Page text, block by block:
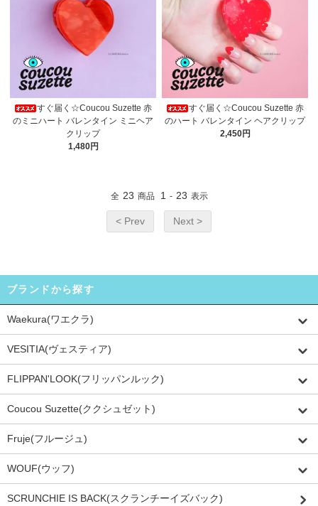
すぐ届く☆Coucou Suzette 赤
のミニハート バレンタイン ミニヘア
クリップ
1,480円
すぐ届く☆Coucou Suzette 赤
のハート バレンタイン ヘアクリップ
2,450円
全 23 商品 1 - 23 表示
< Prev Next >
ブランドから探す
Waekura(ワエクラ)
VESITIA(ヴェスティア)
FLIPPAN'LOOK(フリッパンルック)
Coucou Suzette(ククシュゼット)
Fruje(フルージュ)
WOUF(ウッフ)
SCRUNCHIE IS BACK(スクランチーイズバック)